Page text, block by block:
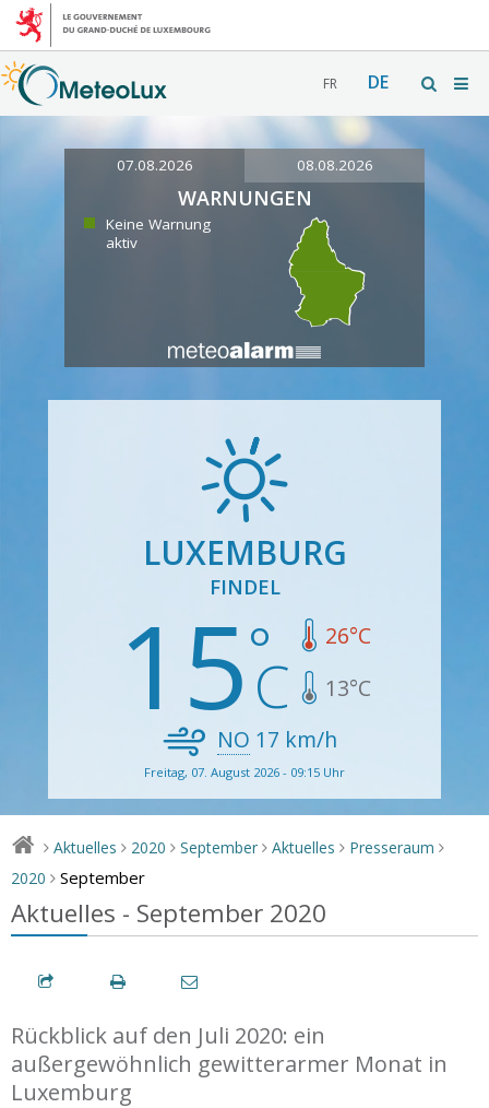
FR DE
07.08.2026 08.08.2026
WARNUNGEN
Keine Warnung
aktiv
LUXEMBURG
FINDEL
15 26°C
13°C
NO 17 km/h
Freitag, 07. August 2026 - 09:15 Uhr
> Aktuelles > 2020 > September > Aktuelles > Presseraum >
2020 > September
Aktuelles - September 2020
Rückblick auf den Juli 2020: ein
außergewöhnlich gewitterarmer Monat in
Luxemburg